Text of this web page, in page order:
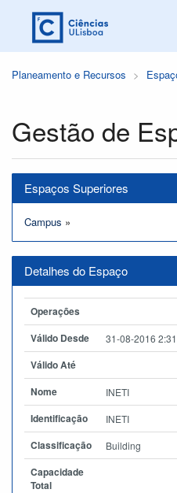
Planeamento e Recursos
Gestão de
Espaços Superiores
Campus »
Detalhes do Espaço
Operações
Válido Desde
31-08-2016 2:31
Válido Até
Nome
INETI
Identificação INETI
Classificação Building
Capacidade
Total